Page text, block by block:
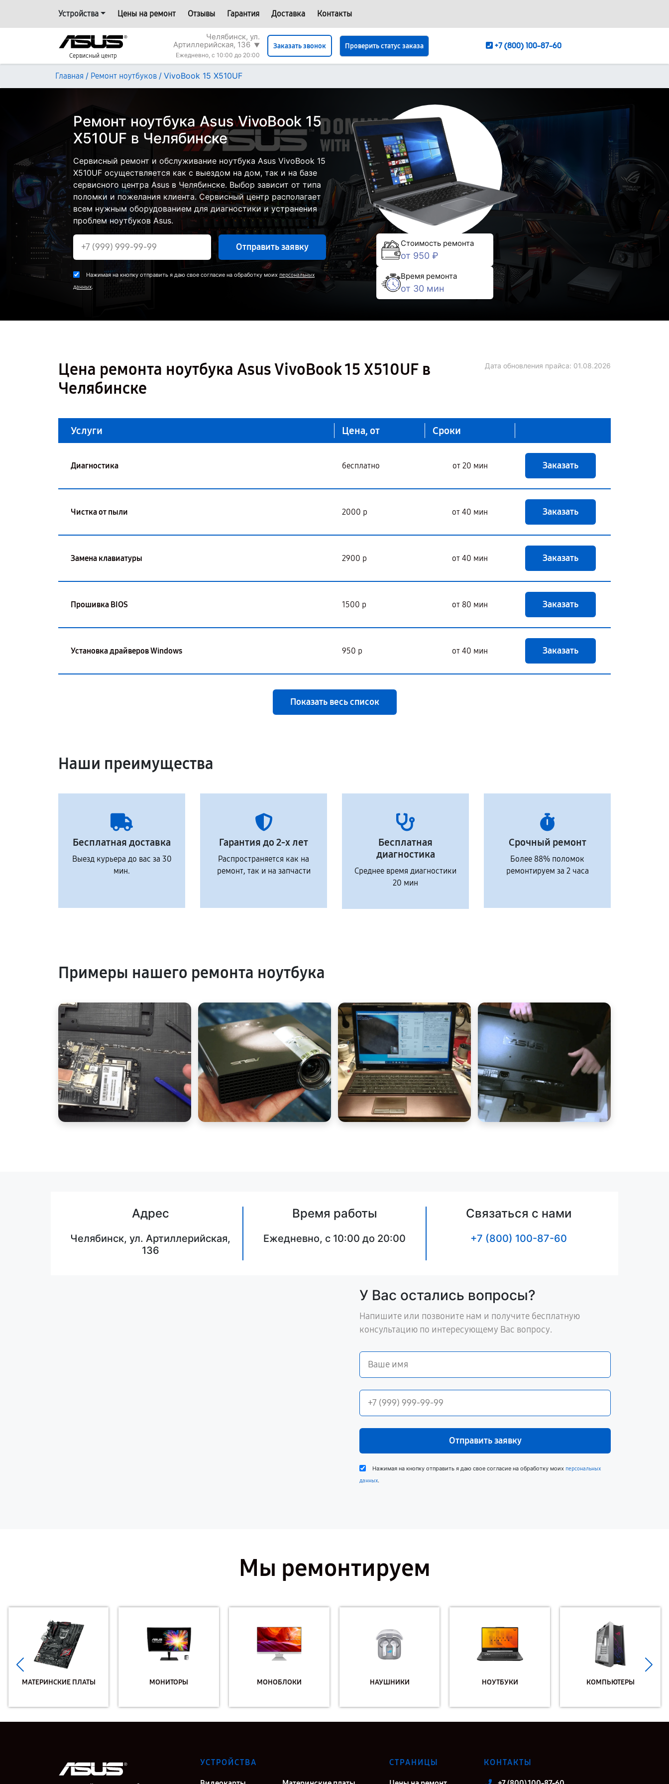
Устройства Цены на ремонт Отзывы Гарантия Доставка Контакты
Сервисный центр
Челябинск, ул.
Артиллерийская, 136 ▼
Ежедневно, с 10:00 до 20:00
Заказать звонок Проверить статус заказа +7 (800) 100-87-60
Главная / Ремонт ноутбуков / VivoBook 15 X510UF
Ремонт ноутбука Asus VivoBook 15
X510UF в Челябинске
Сервисный ремонт и обслуживание ноутбука Asus VivoBook 15
X510UF осуществляется как с выездом на дом, так и на базе
сервисного центра Asus в Челябинске. Выбор зависит от типа
поломки и пожелания клиента. Сервисный центр располагает
всем нужным оборудованием для диагностики и устранения
проблем ноутбуков Asus.
Отправить заявку
Нажимая на кнопку отправить я даю свое согласие на обработку моих персональных
данных.
Стоимость ремонта
от 950 ₽
Время ремонта
от 30 мин
Цена ремонта ноутбука Asus VivoBook 15 X510UF в
Челябинске
Дата обновления прайса: 01.08.2026
Услуги Цена, от Сроки
Диагностика бесплатно от 20 мин Заказать
Чистка от пыли 2000 р от 40 мин Заказать
Замена клавиатуры 2900 р от 40 мин Заказать
Прошивка BIOS 1500 р от 80 мин Заказать
Установка драйверов Windows 950 р от 40 мин Заказать
Показать весь список
Наши преимущества
Бесплатная доставка
Выезд курьера до вас за 30
мин.
Гарантия до 2-х лет
Распространяется как на
ремонт, так и на запчасти
Бесплатная
диагностика
Среднее время диагностики
20 мин
Срочный ремонт
Более 88% поломок
ремонтируем за 2 часа
Примеры нашего ремонта ноутбука
Адрес
Челябинск, ул. Артиллерийская,
136
Время работы
Ежедневно, с 10:00 до 20:00
Связаться с нами
+7 (800) 100-87-60
У Вас остались вопросы?
Напишите или позвоните нам и получите бесплатную
консультацию по интересующему Вас вопросу.
Отправить заявку
Нажимая на кнопку отправить я даю свое согласие на обработку моих персональных
данных.
Мы ремонтируем
МАТЕРИНСКИЕ ПЛАТЫ МОНИТОРЫ МОНОБЛОКИ НАУШНИКИ НОУТБУКИ КОМПЬЮТЕРЫ
УСТРОЙСТВА СТРАНИЦЫ КОНТАКТЫ